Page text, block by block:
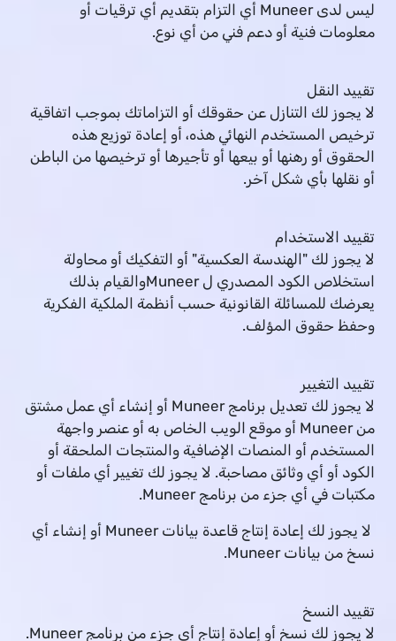
ليس لدى Muneer أي التزام بتقديم أي ترقيات أو
معلومات فنية أو دعم فني من أي نوع.
تقييد النقل
لا يجوز لك التنازل عن حقوقك أو التزاماتك بموجب اتفاقية
ترخيص المستخدم النهائي هذه، أو إعادة توزيع هذه
الحقوق أو رهنها أو بيعها أو تأجيرها أو ترخيصها من الباطن
أو نقلها بأي شكل آخر.
تقييد الاستخدام
لا يجوز لك "الهندسة العكسية" أو التفكيك أو محاولة
استخلاص الكود المصدري ل Muneerوالقيام بذلك
يعرضك للمسائلة القانونية حسب أنظمة الملكية الفكرية
وحفظ حقوق المؤلف.
تقييد التغيير
لا يجوز لك تعديل برنامج Muneer أو إنشاء أي عمل مشتق
من Muneer أو موقع الويب الخاص به أو عنصر واجهة
المستخدم أو المنصات الإضافية والمنتجات الملحقة أو
الكود أو أي وثائق مصاحبة. لا يجوز لك تغيير أي ملفات أو
مكتبات في أي جزء من برنامج Muneer.
لا يجوز لك إعادة إنتاج قاعدة بيانات Muneer أو إنشاء أي
نسخ من بيانات Muneer.
تقييد النسخ
لا يجوز لك نسخ أو إعادة إنتاج أي جزء من برنامج Muneer.